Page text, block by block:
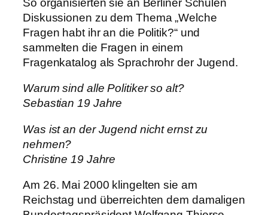
Diskussionen zu dem Thema „Welche
Fragen habt ihr an die Politik?“ und
sammelten die Fragen in einem
Fragenkatalog als Sprachrohr der Jugend.
Warum sind alle Politiker so alt?
Sebastian 19 Jahre
Was ist an der Jugend nicht ernst zu
nehmen?
Christine 19 Jahre
Am 26. Mai 2000 klingelten sie am
Reichstag und überreichten dem damaligen